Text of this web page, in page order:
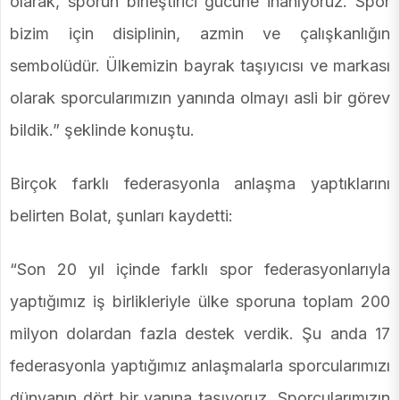
bizim için disiplinin, azmin ve çalışkanlığın
sembolüdür. Ülkemizin bayrak taşıyıcısı ve markası
olarak sporcularımızın yanında olmayı asli bir görev
bildik.” şeklinde konuştu.
Birçok farklı federasyonla anlaşma yaptıklarını
belirten Bolat, şunları kaydetti:
“Son 20 yıl içinde farklı spor federasyonlarıyla
yaptığımız iş birlikleriyle ülke sporuna toplam 200
milyon dolardan fazla destek verdik. Şu anda 17
federasyonla yaptığımız anlaşmalarla sporcularımızı